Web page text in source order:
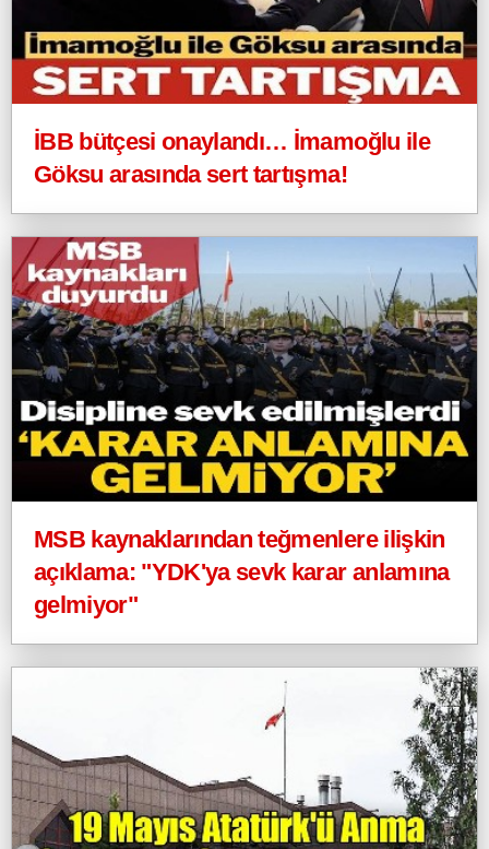
İBB bütçesi onaylandı… İmamoğlu ile
Göksu arasında sert tartışma!
MSB kaynaklarından teğmenlere ilişkin
açıklama: "YDK'ya sevk karar anlamına
gelmiyor"